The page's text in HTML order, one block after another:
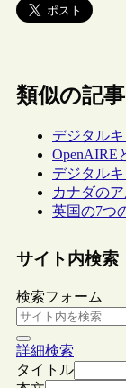
類似の記事
デジタル
OpenAIRE
デジタル
カナダの
英国の7つ
サイト内検索
検索フォーム
詳細検索
タイトル